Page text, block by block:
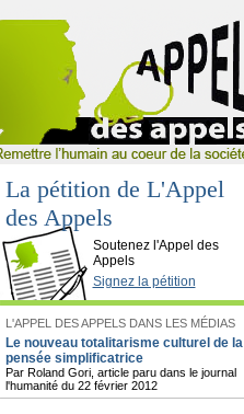
L'Appel des Appels
La pétition de L'Appel
des Appels
Soutenez l'Appel des
Appels
Signez la pétition
L'APPEL DES APPELS DANS LES MÉDIAS
Le nouveau totalitarisme culturel de la
pensée simplificatrice
Par Roland Gori, article paru dans le journal
l'humanité du 22 février 2012